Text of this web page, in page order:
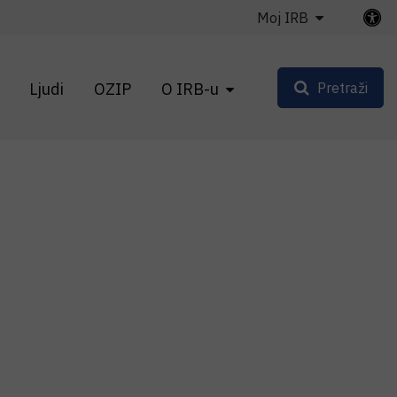
Ljudi OZIP O IRB-u
Moj IRB
Pretraži